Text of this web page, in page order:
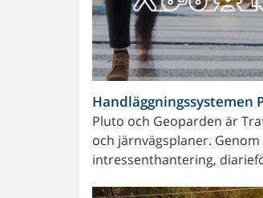
Handläggningssystemen
Pluto och Geoparden är
och järnvägsplaner.
intressenthantering,